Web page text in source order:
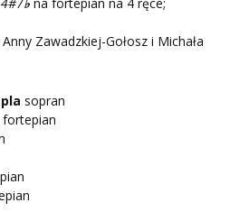
Zawadzkiej-Gołosz i Michała
sopran
fortepian